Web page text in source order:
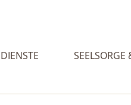
SEELSORGE